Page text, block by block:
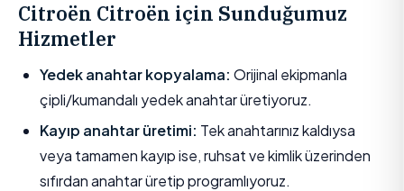
Citroën Citroën için Sunduğumuz
Hizmetler
Yedek anahtar kopyalama: Orijinal ekipmanla
çipli/kumandalı yedek anahtar üretiyoruz.
Kayıp anahtar üretimi: Tek anahtarınız kaldıysa
veya tamamen kayıp ise, ruhsat ve kimlik üzerinden
sıfırdan anahtar üretip programlıyoruz.